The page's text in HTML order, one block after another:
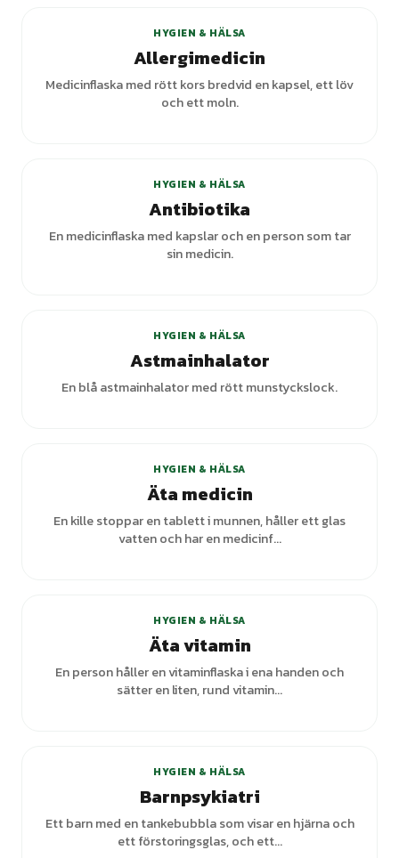
HYGIEN & HÄLSA
Allergimedicin
Medicinflaska med rött kors bredvid en kapsel, ett löv
och ett moln.
HYGIEN & HÄLSA
Antibiotika
En medicinflaska med kapslar och en person som tar
sin medicin.
HYGIEN & HÄLSA
Astmainhalator
En blå astmainhalator med rött munstyckslock.
HYGIEN & HÄLSA
Äta medicin
En kille stoppar en tablett i munnen, håller ett glas
vatten och har en medicinf...
HYGIEN & HÄLSA
Äta vitamin
En person håller en vitaminflaska i ena handen och
sätter en liten, rund vitamin...
HYGIEN & HÄLSA
Barnpsykiatri
Ett barn med en tankebubbla som visar en hjärna och
ett förstoringsglas, och ett...